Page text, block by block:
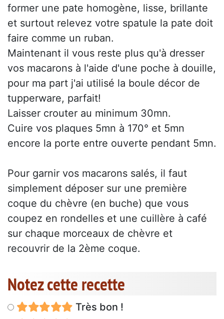
former une pate homogène, lisse, brillante
et surtout relevez votre spatule la pate doit
faire comme un ruban.
Maintenant il vous reste plus qu'à dresser
vos macarons à l'aide d'une poche à douille,
pour ma part j'ai utilisé la boule décor de
tupperware, parfait!
Laisser crouter au minimum 30mn.
Cuire vos plaques 5mn à 170° et 5mn
encore la porte entre ouverte pendant 5mn.
Pour garnir vos macarons salés, il faut
simplement déposer sur une première
coque du chèvre (en buche) que vous
coupez en rondelles et une cuillère à café
sur chaque morceaux de chèvre et
recouvrir de la 2ème coque.
Notez cette recette
Très bon !